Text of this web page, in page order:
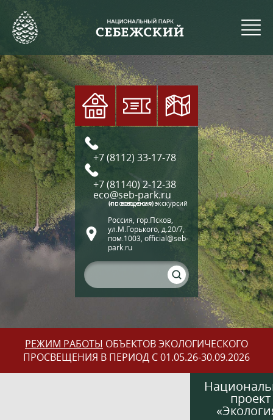
+7 (8112) 33-17-78
+7 (81140) 2-12-38
eco@seb-park.ru
(по вопросам экскурсий и посещения)
Россия, гор.Псков,
ул.М.Горького, д.20/7,
пом.1003, official@seb-
park.ru
РЕЖИМ РАБОТЫ ОБЪЕКТОВ ЭКОЛОГИЧЕСКОГО
ПРОСВЕЩЕНИЯ В ПЕРИОД С 01.05.26-30.09.2026
проект